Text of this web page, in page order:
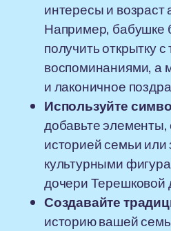
интересы и возраст
Например, бабушке
получить открытку
воспоминаниями, а
и лаконичное
Используйте
добавьте элементы,
историей семьи
культурными
дочери Терешковой
Создавайте
историю вашей